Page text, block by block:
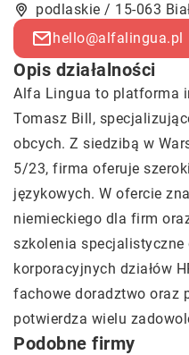
podlaskie / 15-063
hello@alfalingua.pl
Opis działalności
Alfa Lingua to platforma
Tomasz Bill,
obcych. Z siedzibą w
5/23, firma oferuje
językowych. W ofercie
niemieckiego dla firm
szkolenia
korporacyjnych działów
fachowe doradztwo oraz
potwierdza wielu
Podobne firmy